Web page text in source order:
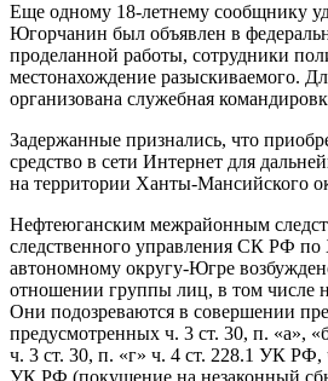
Еще одному 18-летнему сообщнику
Югорчанин был объявлен в
проделанной работы, сотрудники
местонахождение разыскиваемого.
организована служебная
Задержанные признались, что
средство в сети Интернет для
на территории Ханты-Мансийского
Нефтеюганским межрайонным
следственного управления СК РФ
автономному округу-Югре
отношении группы лиц, в том числе
Они подозреваются в совершении
предусмотренных ч. 3 ст. 30, п. «а»,
ч. 3 ст. 30, п. «г» ч. 4 ст. 228.1 УК РФ,